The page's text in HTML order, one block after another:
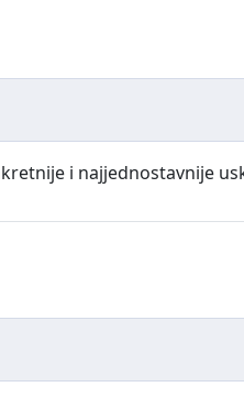
i najjednostavnije